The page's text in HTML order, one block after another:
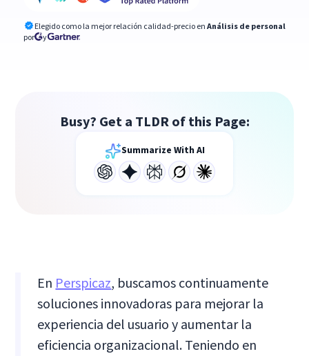
Elegido como la mejor relación calidad-precio en Análisis de personal
por
y
Busy? Get a TLDR of this Page:
Summarize With AI
En Perspicaz, buscamos continuamente
soluciones innovadoras para mejorar la
experiencia del usuario y aumentar la
eficiencia organizacional. Teniendo en